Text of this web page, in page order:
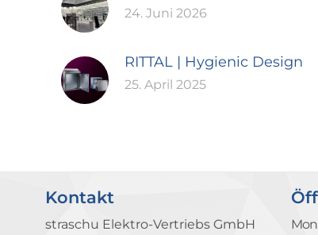
24. Juni 2026
RITTAL | Hygienic Design
25. April 2025
Kontakt
straschu Elektro-Vertriebs GmbH